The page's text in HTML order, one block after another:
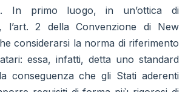
In primo luogo, in un’ottica di
l’art. 2 della Convenzione di New
considerarsi la norma di riferimento
essa, infatti, detta uno standard
conseguenza che gli Stati aderenti